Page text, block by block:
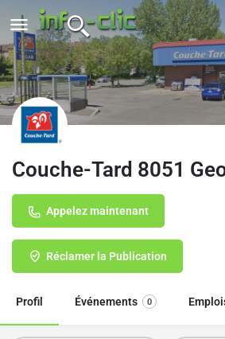
Couche-Tard 8051
Appelez maintenant
Réclamer la Publication
Profil Événements 0